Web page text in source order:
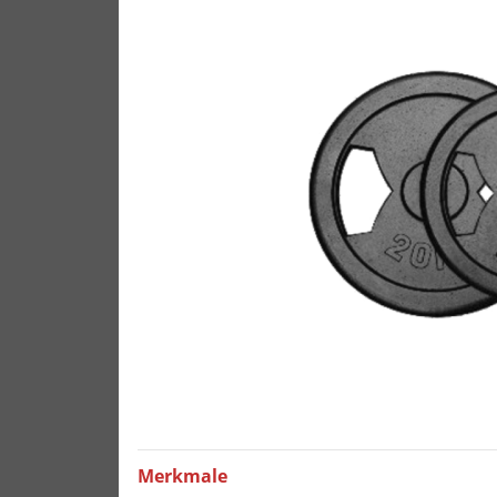
Merkmale